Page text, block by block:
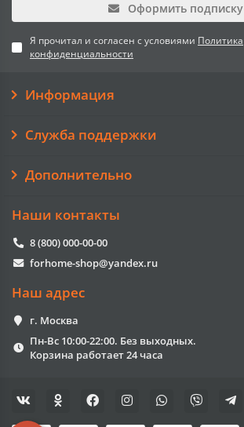
Оформить подписку
Я прочитал и согласен с условиями Политика
конфиденциальности
Информация
Служба поддержки
Дополнительно
Наши контакты
8 (800) 000-00-00
forhome-shop@yandex.ru
Наш адрес
г. Москва
Пн-Вс 10:00-22:00. Без выходных.
Корзина работает 24 часа